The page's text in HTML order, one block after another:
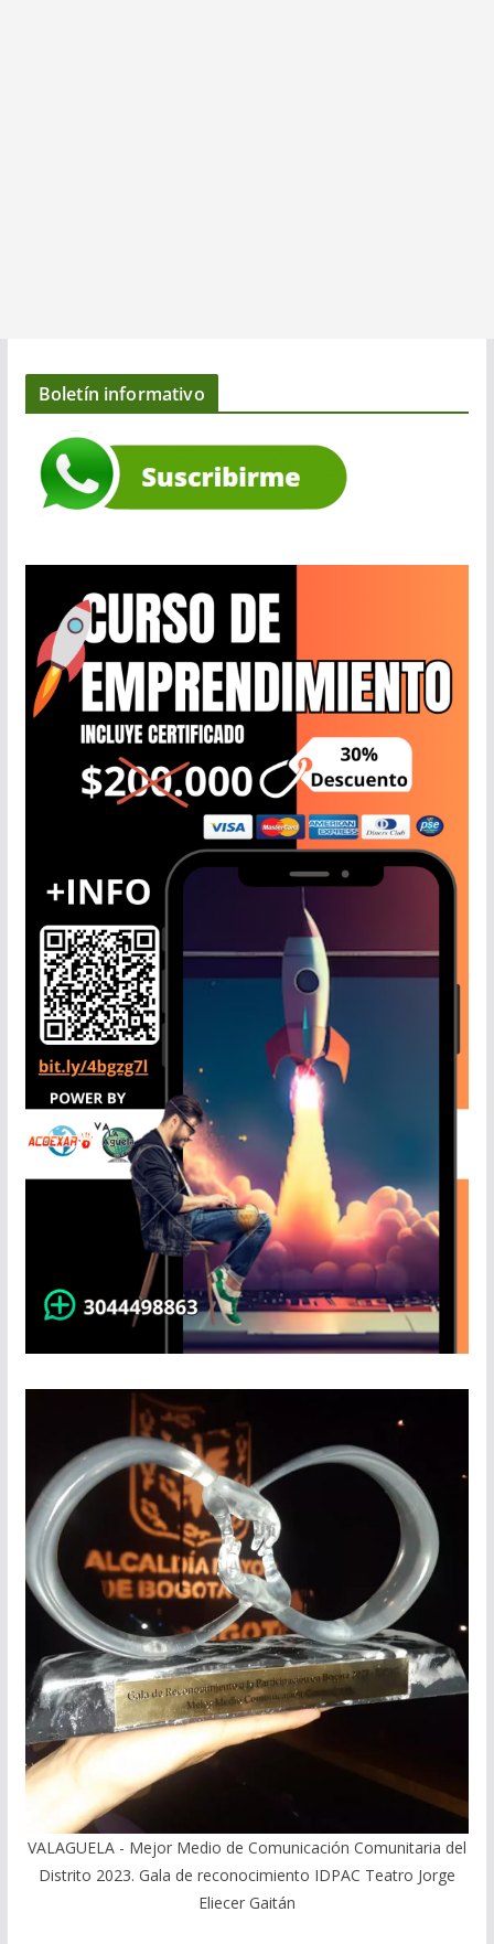
Boletín informativo
VALAGUELA - Mejor Medio de Comunicación Comunitaria del
Distrito 2023. Gala de reconocimiento IDPAC Teatro Jorge
Eliecer Gaitán